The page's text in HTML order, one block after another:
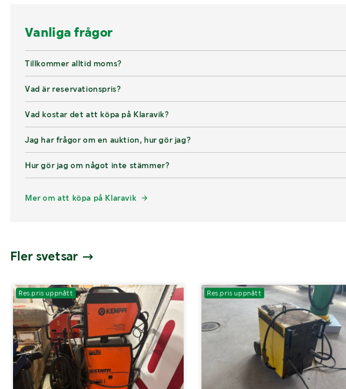
Vanliga frågor
Tillkommer alltid moms?
Vad är reservationspris?
Vad kostar det att köpa på Klaravik?
Jag har frågor om en auktion, hur gör jag?
Hur gör jag om något inte stämmer?
Mer om att köpa på Klaravik
Fler svetsar
Res.pris uppnått Res.pris uppnått